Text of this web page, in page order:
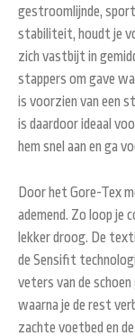
gestroomlijnde,
stabiliteit, houdt je
zich vastbijt in
stappers om gave
is voorzien van een
is daardoor ideaal
hem snel aan en ga
Door het Gore-Tex
ademend. Zo loop je
lekker droog. De
de Sensifit
veters van de
waarna je de rest
zachte voetbed en